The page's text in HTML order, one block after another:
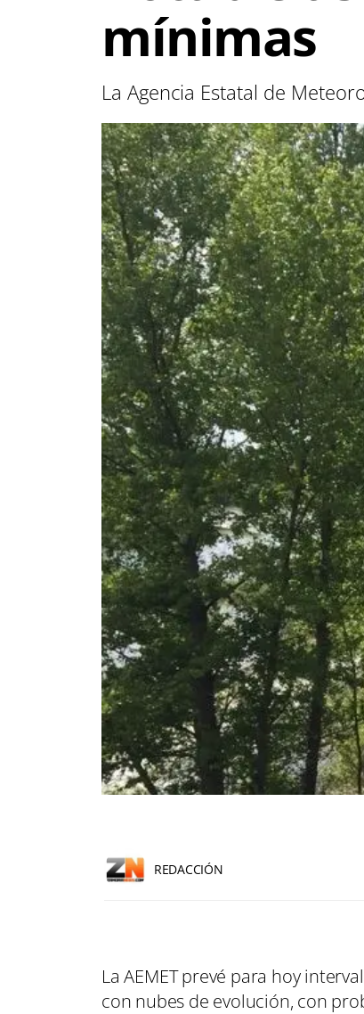
mínimas
La Agencia Estatal de
REDACCIÓN
La AEMET prevé para hoy
con nubes de evolución, con